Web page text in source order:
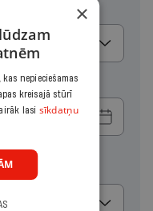
×
nepieciešamas
kreisajā stūrī
lasi sīkdatņu